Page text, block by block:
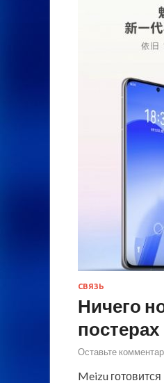
СВЯЗЬ
Ничего
постерах
Оставьте
Meizu